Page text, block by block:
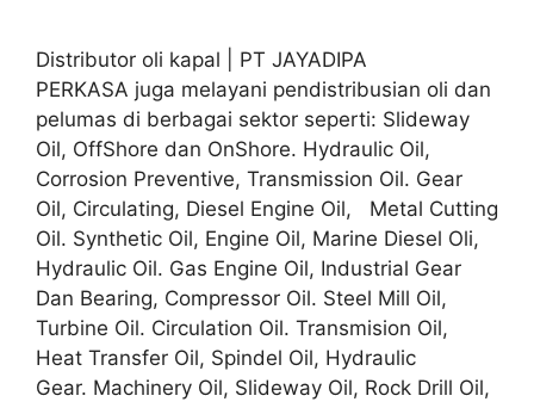
Distributor oli kapal | PT JAYADIPA
PERKASA juga melayani pendistribusian oli dan
pelumas di berbagai sektor seperti: Slideway
Oil, OffShore dan OnShore. Hydraulic Oil,
Corrosion Preventive, Transmission Oil. Gear
Oil, Circulating, Diesel Engine Oil, Metal Cutting
Oil. Synthetic Oil, Engine Oil, Marine Diesel Oli,
Hydraulic Oil. Gas Engine Oil, Industrial Gear
Dan Bearing, Compressor Oil. Steel Mill Oil,
Turbine Oil. Circulation Oil. Transmision Oil,
Heat Transfer Oil, Spindel Oil, Hydraulic
Gear. Machinery Oil, Slideway Oil, Rock Drill Oil,